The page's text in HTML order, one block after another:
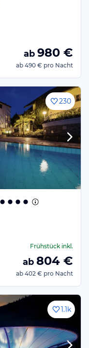
ab 980 €
ab 490 € pro Nacht
230
Frühstückinkl.
ab 804 €
ab 402 € pro Nacht
1.1k